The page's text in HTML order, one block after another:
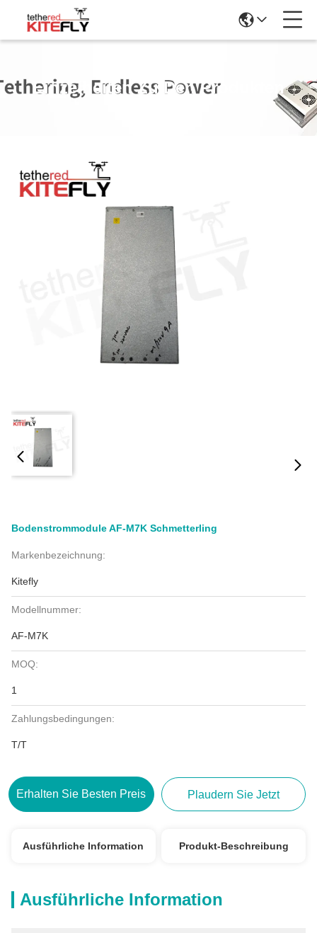
Einzelheiten Zu Den Produkten
Bodenstrommodule AF-M7K Schmetterling
Markenbezeichnung:
Kitefly
Modellnummer:
AF-M7K
MOQ:
1
Zahlungsbedingungen:
T/T
Erhalten Sie Besten Preis Plaudern Sie Jetzt
Ausführliche Information Produkt-Beschreibung
Ausführliche Information